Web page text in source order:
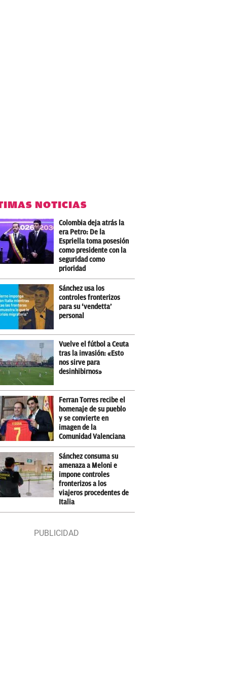
NOTICIAS
Colombia deja atrás la
era Petro: De la
Espriella toma posesión
como presidente con la
seguridad como
prioridad
Sánchez usa los
controles fronterizos
para su ‘vendetta’
personal
Vuelve el fútbol a Ceuta
tras la invasión: «Esto
nos sirve para
desinhibirnos»
Ferran Torres recibe el
homenaje de su pueblo
y se convierte en
imagen de la
Comunidad Valenciana
Sánchez consuma su
amenaza a Meloni e
impone controles
fronterizos a los
viajeros procedentes de
Italia